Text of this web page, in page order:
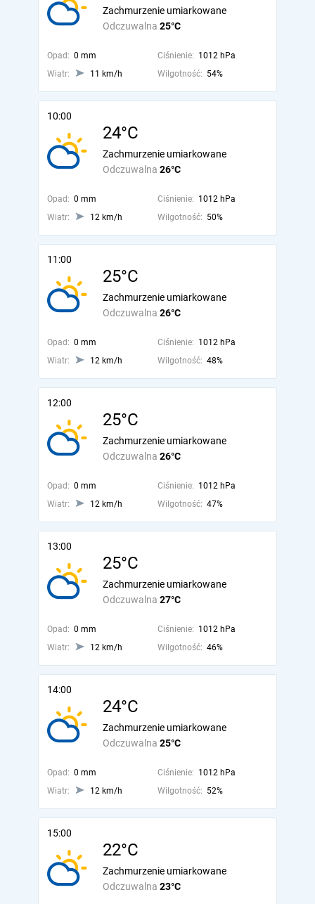
Odczuwalna 25°C
Zachmurzenie umiarkowane
Opad: 0 mm Ciśnienie: 1012 hPa
Wiatr:
11 km/h Wilgotność: 54%
10:00
24°C
Odczuwalna 26°C
Zachmurzenie umiarkowane
Opad: 0 mm Ciśnienie: 1012 hPa
Wiatr:
12 km/h Wilgotność: 50%
11:00
25°C
Odczuwalna 26°C
Zachmurzenie umiarkowane
Opad: 0 mm Ciśnienie: 1012 hPa
Wiatr:
12 km/h Wilgotność: 48%
12:00
25°C
Odczuwalna 26°C
Zachmurzenie umiarkowane
Opad: 0 mm Ciśnienie: 1012 hPa
Wiatr:
12 km/h Wilgotność: 47%
13:00
25°C
Odczuwalna 27°C
Zachmurzenie umiarkowane
Opad: 0 mm Ciśnienie: 1012 hPa
Wiatr:
12 km/h Wilgotność: 46%
14:00
24°C
Odczuwalna 25°C
Zachmurzenie umiarkowane
Opad: 0 mm Ciśnienie: 1012 hPa
Wiatr:
12 km/h Wilgotność: 52%
15:00
22°C
Odczuwalna 23°C
Zachmurzenie umiarkowane